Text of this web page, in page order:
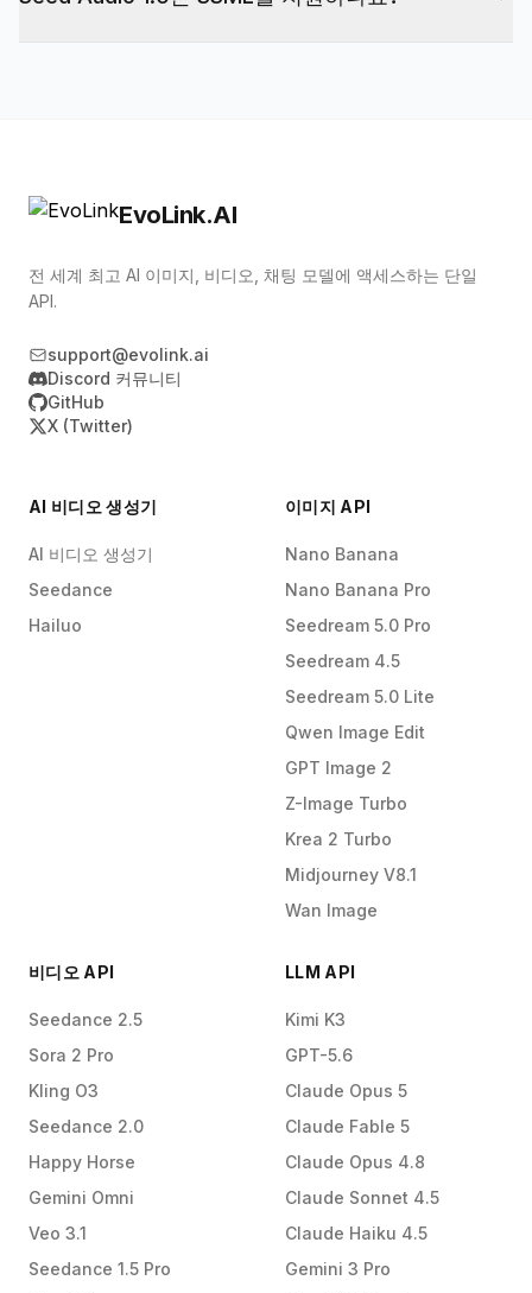
니다. 출력 형식은 wav(기본값), mp3, pcm,
EvoLink.AI
전 세계 최고 AI 이미지, 비디오, 채팅 모델에 액세스하는 단일
API.
support@evolink.ai
Discord 커뮤니티
GitHub
X (Twitter)
AI 비디오 생성기
AI 비디오 생성기
Seedance
Hailuo
이미지 API
Nano Banana
Nano Banana Pro
Seedream 5.0 Pro
Seedream 4.5
Seedream 5.0 Lite
Qwen Image Edit
GPT Image 2
Z-Image Turbo
Krea 2 Turbo
Midjourney V8.1
Wan Image
비디오 API
Seedance 2.5
Sora 2 Pro
Kling O3
Seedance 2.0
Happy Horse
Gemini Omni
Veo 3.1
Seedance 1.5 Pro
LLM API
Kimi K3
GPT-5.6
Claude Opus 5
Claude Fable 5
Claude Opus 4.8
Claude Sonnet 4.5
Claude Haiku 4.5
Gemini 3 Pro